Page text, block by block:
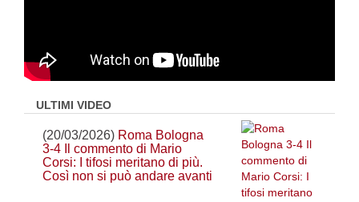
ULTIMI VIDEO
(20/03/2026) Roma Bologna
3-4 Il commento di Mario
Corsi: I tifosi meritano di più.
Così non si può andare avanti